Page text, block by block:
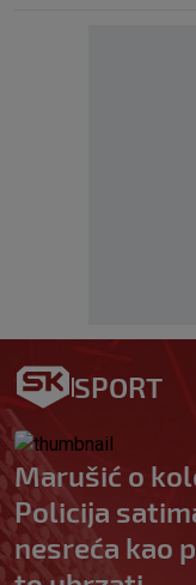
SPORT
Marušić o
Policija
nesreća kao